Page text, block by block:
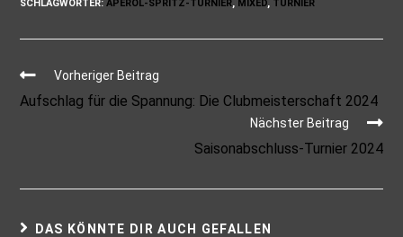
SCHLAGWÖRTER:APEROL-SPRITZ-TURNIER MIXED TURNIER
Vorheriger Beitrag
Aufschlag für die Spannung: Die Clubmeisterschaft 2024
Nächster Beitrag
Saisonabschluss-Turnier 2024
DAS KÖNNTE DIR AUCH GEFALLEN